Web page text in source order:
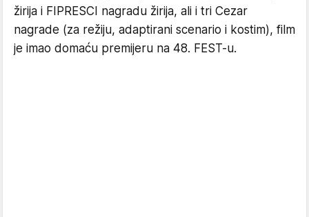
žirija i FIPRESCI nagradu žirija, ali i tri Cezar
nagrade (za režiju, adaptirani scenario i kostim), film
je imao domaću premijeru na 48. FEST-u.